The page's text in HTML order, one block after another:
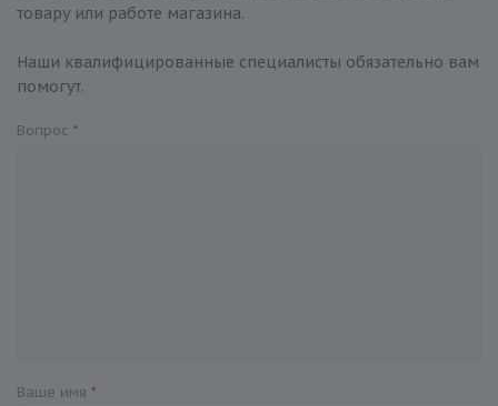
товару или работе магазина.
Наши квалифицированные специалисты обязательно вам
помогут.
Вопрос *
Ваше имя *